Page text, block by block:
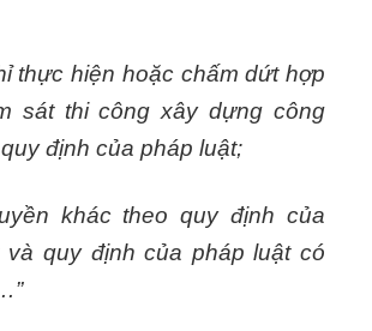
thực hiện hoặc chấm dứt hợp
sát thi công xây dựng công
định của pháp luật;
khác theo quy định của
và quy định của pháp luật có